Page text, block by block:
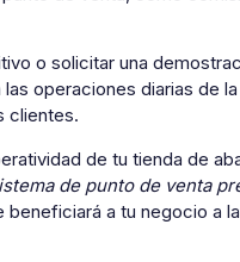
o solicitar una
operaciones diarias de
clientes.
de tu tienda de
de punto de venta
a tu negocio a